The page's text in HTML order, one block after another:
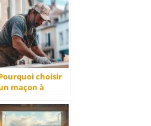
travaux de
toiture
choisir
maçon à
de